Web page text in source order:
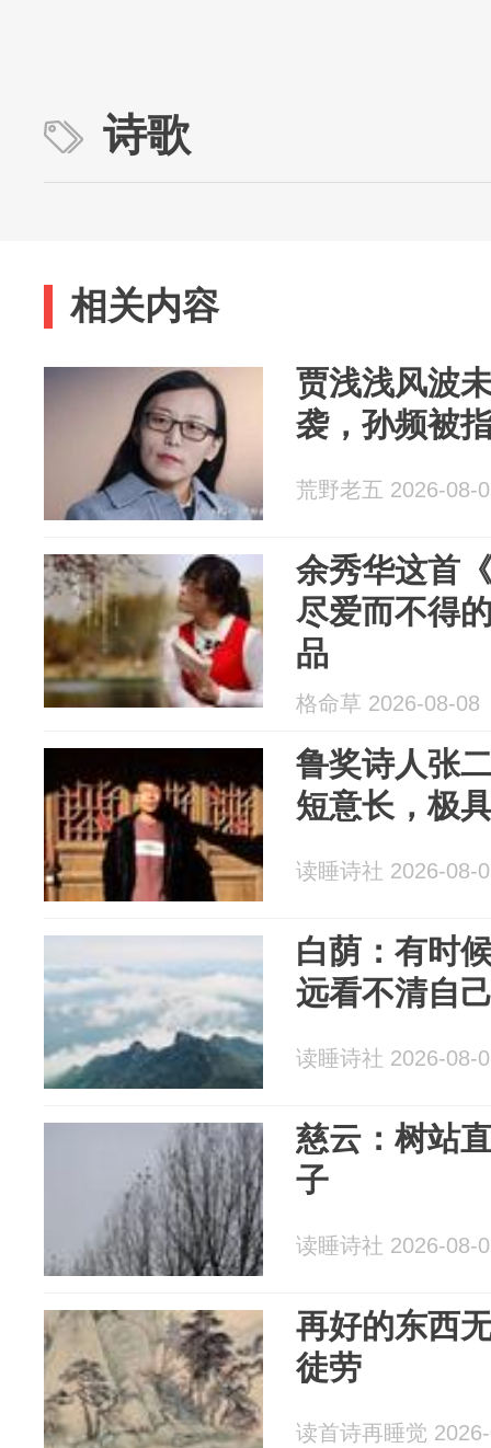
诗歌
相关内容
贾浅浅风波
袭，孙频被
荒野老五 2026-08-
余秀华这首
尽爱而不得
品
格命草 2026-08-08
鲁奖诗人张
短意长，极
读睡诗社 2026-08-
白荫：有时
远看不清自
读睡诗社 2026-08-
慈云：树站
子
读睡诗社 2026-08-
再好的东西
徒劳
读首诗再睡觉